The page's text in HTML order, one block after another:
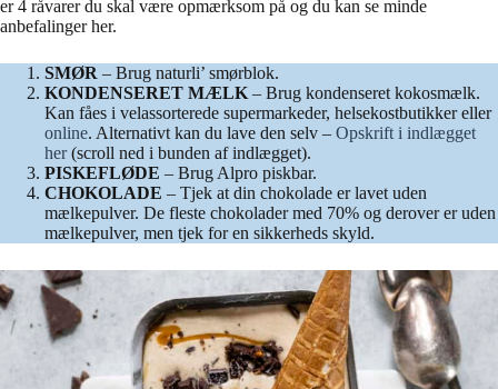
er 4 råvarer du skal være opmærksom på og du kan se minde
anbefalinger her.
SMØR – Brug naturli’ smørblok.
KONDENSERET MÆLK – Brug kondenseret kokosmælk.
Kan fåes i velassorterede supermarkeder, helsekostbutikker eller
online. Alternativt kan du lave den selv – Opskrift i indlægget
her(scroll ned i bunden af indlægget).
PISKEFLØDE – Brug Alpro piskbar.
CHOKOLADE – Tjek at din chokolade er lavet uden
mælkepulver. De fleste chokolader med 70% og derover er uden
mælkepulver, men tjek for en sikkerheds skyld.